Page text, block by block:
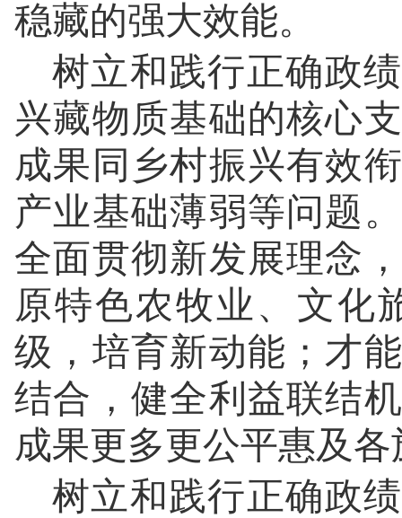
稳藏的强大效能。
树立和践行正确政
兴藏物质基础的核心
成果同乡村振兴有效
产业基础薄弱等问题
全面贯彻新发展理念
原特色农牧业、文化
级，培育新动能；才
结合，健全利益联结
成果更多更公平惠及
树立和践行正确政